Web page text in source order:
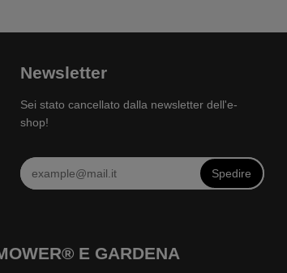
Newsletter
Sei stato cancellato dalla newsletter dell'e-
shop!
Spedire
E GARDENA